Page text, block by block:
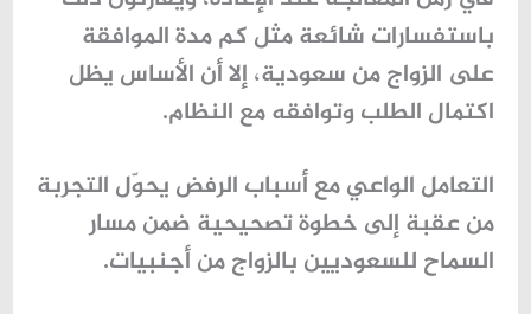
باستفسارات شائعة مثل كم مدة الموافقة
على الزواج من سعودية، إلا أن الأساس يظل
اكتمال الطلب وتوافقه مع النظام.
التعامل الواعي مع أسباب الرفض يحوّل التجربة
من عقبة إلى خطوة تصحيحية ضمن مسار
السماح للسعوديين بالزواج من أجنبيات.